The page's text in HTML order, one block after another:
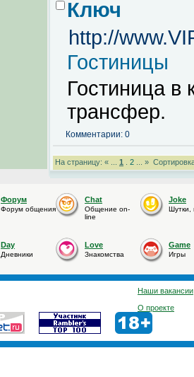
Ключ
http://
Гостиницы
Гостиница в
трансфер.
Комментарии: 0
На страницу: « ... 1 2 ... »
Форум
Форум общения
Chat
Общение on-
line
Joke
Шутки,
Day
Дневники
Love
Знакомства
Game
Игры
Наши вакансии
О проекте